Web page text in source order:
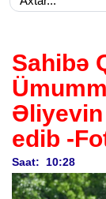
Sahibə
edib -
Saat: 10:28